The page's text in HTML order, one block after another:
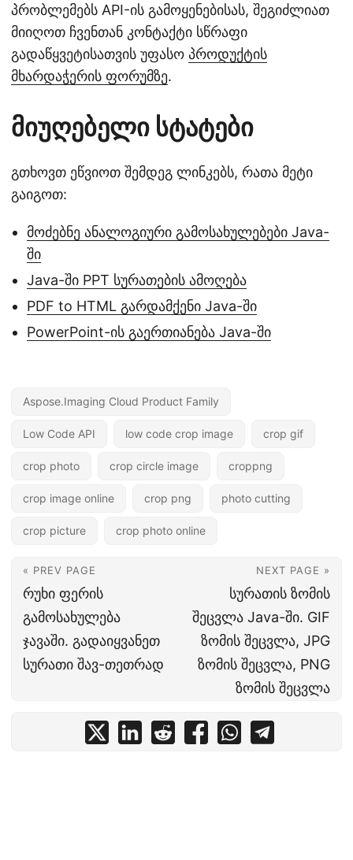
პრობლემებს API-ის გამოყენებისას, შეგიძლიათ
მიიღოთ ჩვენთან კონტაქტი სწრაფი
გადაწყვეტისათვის უფასო პროდუქტის
მხარდაჭერის ფორუმზე.
მიუღებელი სტატები
გთხოვთ ეწვიოთ შემდეგ ლინკებს, რათა მეტი
გაიგოთ:
მოძებნე ანალოგიური გამოსახულებები Java-
ში
Java-ში PPT სურათების ამოღება
PDF to HTML გარდამქენი Java-ში
PowerPoint-ის გაერთიანება Java-ში
Aspose.Imaging Cloud Product Family
Low Code API low code crop image crop gif
crop photo crop circle image croppng
crop image online crop png photo cutting
crop picture crop photo online
« PREV PAGE
რუხი ფერის
გამოსახულება
ჯავაში. გადაიყვანეთ
სურათი შავ-თეთრად
NEXT PAGE »
სურათის ზომის
შეცვლა Java-ში. GIF
ზომის შეცვლა, JPG
ზომის შეცვლა, PNG
ზომის შეცვლა